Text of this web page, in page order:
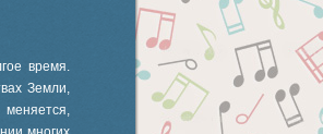
время.
Земли,